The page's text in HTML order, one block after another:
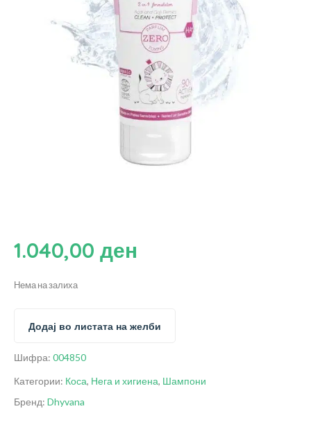
1.040,00 ден
Нема на залиха
Додај во листата на желби
Шифра: 004850
Категории: Коса, Нега и хигиена, Шампони
Бренд: Dhyvana